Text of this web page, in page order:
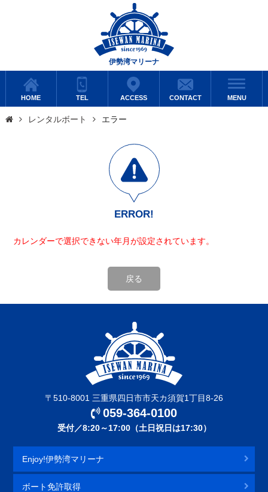
伊勢湾マリーナ
HOME TEL ACCESS CONTACT MENU
レンタルボート エラー
ERROR!
カレンダーで選択できない年月が設定されています。
〒510-8001 三重県四日市市天カ須賀1丁目8-26
059-364-0100
受付／8:20～17:00（土日祝日は17:30）
Enjoy!伊勢湾マリーナ
ボート免許取得